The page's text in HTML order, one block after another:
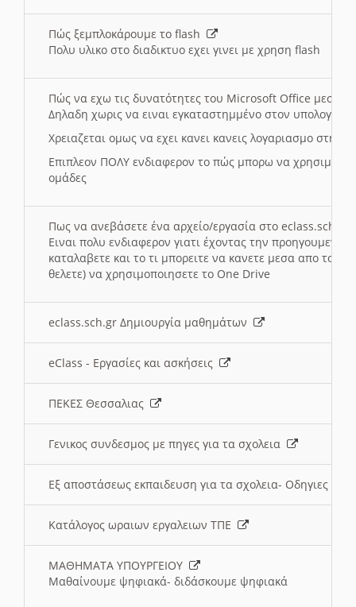
Πώς ξεμπλοκάρουμε το flash
Πολυ υλικο στο διαδικτυο εχει γινει με χρηση flash
Πώς να εχω τις δυνατότητες του Microsoft Office μεσω
Δηλαδη χωρις να ειναι εγκαταστημμένο στον
Χρειαζεται ομως να εχει κανει κανεις λογαριασμο στη
Επιπλεον ΠΟΛΥ ενδιαφερον το πώς μπορω να
ομάδες
Πως να ανεβάσετε ένα αρχείο/εργασία στο eclass.sch.gr
Ειναι πολυ ενδιαφερον γιατι έχοντας την
καταλαβετε και το τι μπορειτε να κανετε μεσα απο το
θελετε) να χρησιμοποιησετε το One Drive
eclass.sch.gr Δημιουργία μαθημάτων
eClass - Εργασίες και ασκήσεις
ΠΕΚΕΣ Θεσσαλιας
Γενικος συνδεσμος με πηγες για τα σχολεια
Εξ αποστάσεως εκπαιδευση για τα σχολεια- Οδηγιες
Κατάλογος ωραιων εργαλειων ΤΠΕ
ΜΑΘΗΜΑΤΑ ΥΠΟΥΡΓΕΙΟΥ
Μαθαίνουμε ψηφιακά- διδάσκουμε ψηφιακά